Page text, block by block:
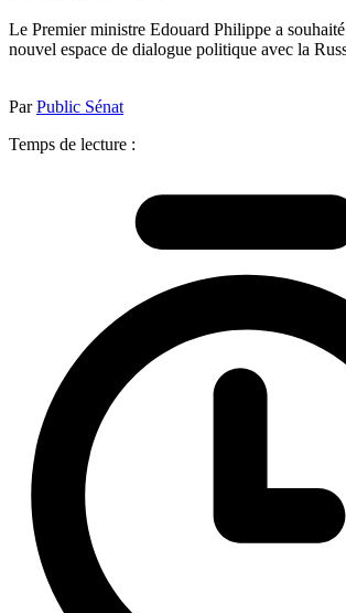
Le Premier ministre Edouard Philippe a
nouvel espace de dialogue politique avec la
ParPublic Sénat
Temps de lecture :